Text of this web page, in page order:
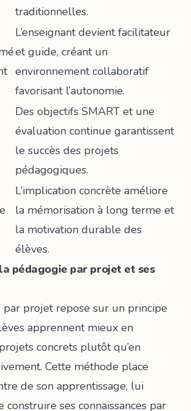
traditionnelles.
L’enseignant devient facilitateur
et guide, créant un
environnement collaboratif
favorisant l’autonomie.
Des objectifs SMART et une
évaluation continue garantissent
le succès des projets
pédagogiques.
L’implication concrète améliore
la mémorisation à long terme et
la motivation durable des
élèves.
pédagogie par projet et ses
par projet repose sur un principe
apprennent mieux en
concrets plutôt qu’en
Cette méthode place
de son apprentissage, lui
construire ses connaissances par